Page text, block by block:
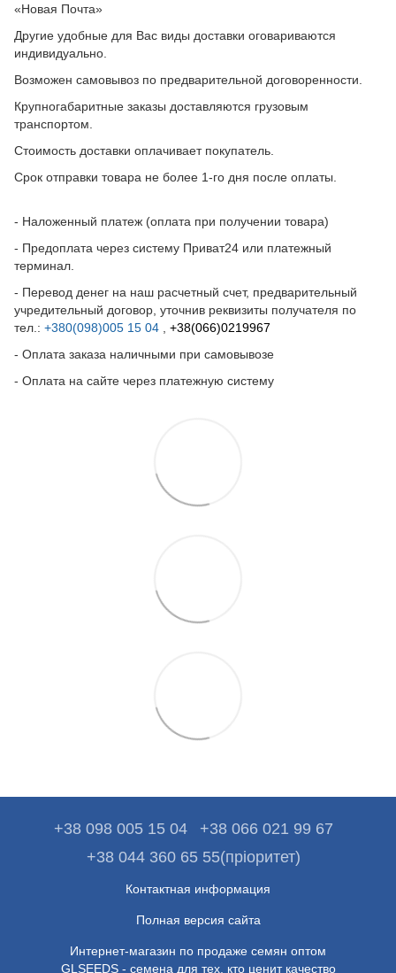
«Новая Почта»
Другие удобные для Вас виды доставки оговариваются
индивидуально.
Возможен самовывоз по предварительной договоренности.
Крупногабаритные заказы доставляются грузовым
транспортом.
Стоимость доставки оплачивает покупатель.
Срок отправки товара не более 1-го дня после оплаты.
- Наложенный платеж (оплата при получении товара)
- Предоплата через систему Приват24 или платежный
терминал.
- Перевод денег на наш расчетный счет, предварительный
учредительный договор, уточнив реквизиты получателя по
тел.: +380(098)005 15 04
+38(066)0219967
- Оплата заказа наличными при самовывозе
- Оплата на сайте через платежную систему
+38 098 005 15 04
+38 066 021 99 67
+38 044 360 65 55(пріоритет)
Контактная информация
Полная версия сайта
Интернет-магазин по продаже семян оптом
GLSEEDS - семена для тех, кто ценит качество